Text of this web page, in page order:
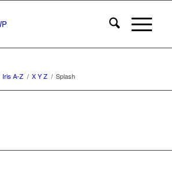
Iris A-Z / X Y Z / Splash